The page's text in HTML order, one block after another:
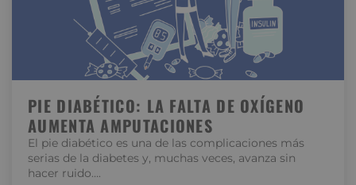
PIE DIABÉTICO: LA FALTA DE OXÍGENO
AUMENTA AMPUTACIONES
El pie diabético es una de las complicaciones más
serias de la diabetes y, muchas veces, avanza sin
hacer ruido….